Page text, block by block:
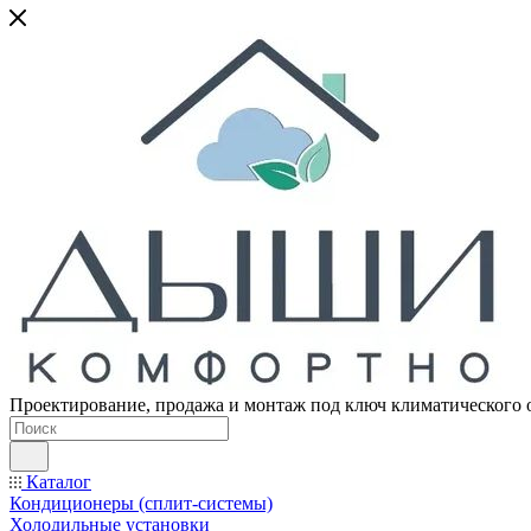
Проектирование, продажа и монтаж под ключ климатического
Каталог
Кондиционеры (сплит-системы)
Холодильные установки